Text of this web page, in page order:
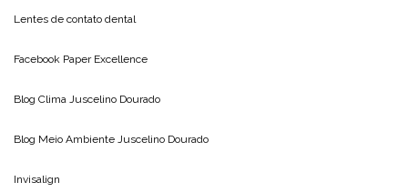
Lentes de contato dental
Facebook Paper Excellence
Blog Clima Juscelino Dourado
Blog Meio Ambiente Juscelino Dourado
Invisalign